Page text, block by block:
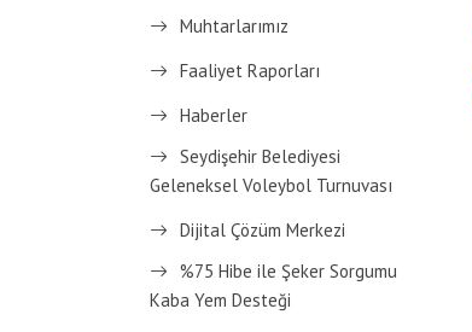
Muhtarlarımız
Faaliyet Raporları
Haberler
Seydişehir Belediyesi
Geleneksel Voleybol Turnuvası
Dijital Çözüm Merkezi
%75 Hibe ile Şeker Sorgumu
Kaba Yem Desteği